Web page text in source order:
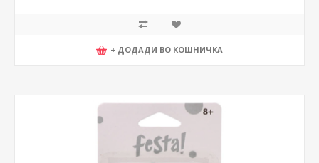
+ ДОДАДИ ВО КОШНИЧКА